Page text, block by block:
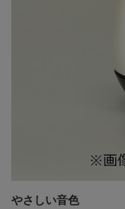
やさしい音色